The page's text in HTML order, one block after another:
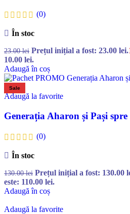
(0)
În stoc
23.00lei Prețul inițial a fost: 23.00 lei.
10.00 lei.
Adaugă în coș
Sale
Adaugă la favorite
Generația Aharon și Pași
(0)
În stoc
130.00lei Prețul inițial a fost: 130.00
este: 110.00 lei.
Adaugă în coș
Adaugă la favorite